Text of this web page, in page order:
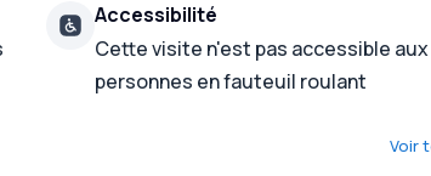
Accessibilité
Cette visite n'est pas accessible aux
personnes en fauteuil roulant
Voir